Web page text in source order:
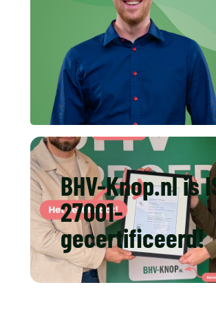
BHV-Knop.nl is
27001-
gecertificeerd!